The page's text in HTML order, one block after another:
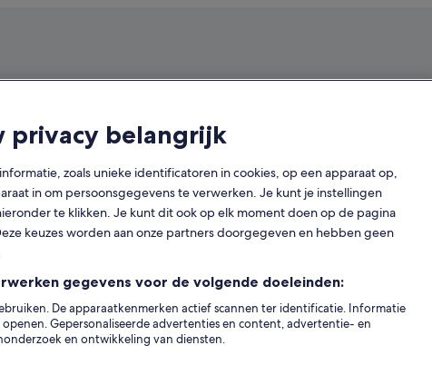
Hotels in België
Vakantiehuisjes in België
Citytrips naar België
Vluchten naar België
Kies je ideale accommodatie
privacy belangrijk
zoals unieke identificatoren in cookies, op een apparaat op,
in om persoonsgegevens te verwerken. Je kunt je instellingen
te klikken. Je kunt dit ook op elk moment doen op de pagina
keuzes worden aan onze partners doorgegeven en hebben geen
gegevens voor de volgende doeleinden:
De apparaatkenmerken actief scannen ter identificatie. Informatie
Gepersonaliseerde advertenties en content, advertentie- en
en ontwikkeling van diensten.